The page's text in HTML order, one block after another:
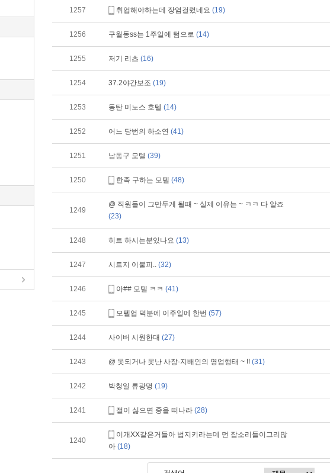
1257 취업해야하는데 장염걸렸네요 (19)
1256 구월동ss는 1주일에 텀으로 (14)
1255 저기 리츠 (16)
1254 37.2야간보조 (19)
1253 동탄 미노스 호텔 (14)
1252 어느 당번의 하소연 (41)
1251 남동구 모텔 (39)
1250 한족 구하는 모텔 (48)
1249
@ 직원들이 그만두게 될때 ~ 실제 이유는 ~ ㅋㅋ 다 알죠
(23)
1248 히트 하시는분있나요 (13)
1247 시트지 이불피.. (32)
1246 아## 모텔 ㅋㅋ (41)
1245 모텔업 덕분에 이주일에 한번 (57)
1244 사이버 시원한대 (27)
1243 @ 못되거나 못난 사장-지배인의 영업행태 ~ !! (31)
1242 박청일 류광명 (19)
1241 절이 싫으면 중을 떠나라 (28)
1240
이개XX같은거들아 법지키라는데 먼 잡소리들이그리많
아 (18)